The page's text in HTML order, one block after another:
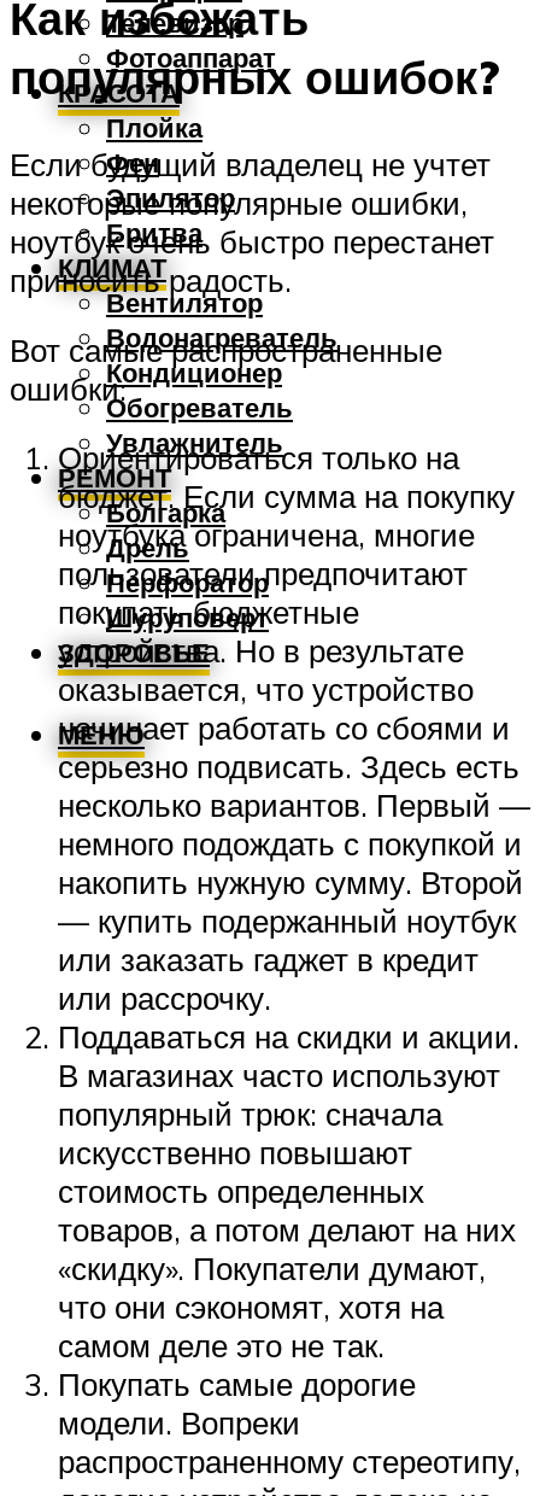
Телевизор
Фотоаппарат
КРАСОТА
Плойка
Фен
Эпилятор
Бритва
КЛИМАТ
Вентилятор
Водонагреватель
Кондиционер
Обогреватель
Увлажнитель
РЕМОНТ
Болгарка
Дрель
Перфоратор
Шуруповерт
ЗДОРОВЬЕ
МЕНЮ
Как избежать
популярных ошибок?
Если будущий владелец не учтет
некоторые популярные ошибки,
ноутбук очень быстро перестанет
приносить радость.
Вот самые распространенные
ошибки:
Ориентироваться только на
бюджет. Если сумма на покупку
ноутбука ограничена, многие
пользователи предпочитают
покупать бюджетные
устройства. Но в результате
оказывается, что устройство
начинает работать со сбоями и
серьезно подвисать. Здесь есть
несколько вариантов. Первый —
немного подождать с покупкой и
накопить нужную сумму. Второй
— купить подержанный ноутбук
или заказать гаджет в кредит
или рассрочку.
Поддаваться на скидки и акции.
В магазинах часто используют
популярный трюк: сначала
искусственно повышают
стоимость определенных
товаров, а потом делают на них
«скидку». Покупатели думают,
что они сэкономят, хотя на
самом деле это не так.
Покупать самые дорогие
модели. Вопреки
распространенному стереотипу,